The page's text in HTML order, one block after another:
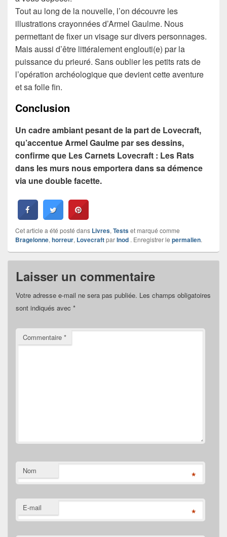
Tout au long de la nouvelle, l’on découvre les
illustrations crayonnées d’Armel Gaulme. Nous
permettant de fixer un visage sur divers personnages.
Mais aussi d’être littéralement englouti(e) par la
puissance du prieuré. Sans oublier les petits rats de
l’opération archéologique que devient cette aventure
et sa folle fin.
Conclusion
Un cadre ambiant pesant de la part de Lovecraft,
qu’accentue Armel Gaulme par ses dessins,
confirme que Les Carnets Lovecraft : Les Rats
dans les murs nous emportera dans sa démence
via une double facette.
Cet article a été posté dans Livres, Testset marqué comme
Bragelonne, horreur, LovecraftparInod . Enregistrer le permalien.
Laisser un commentaire
Votre adresse e-mail ne sera pas publiée. Les champs obligatoires
sont indiqués avec *
Commentaire *
Nom *
E-mail *